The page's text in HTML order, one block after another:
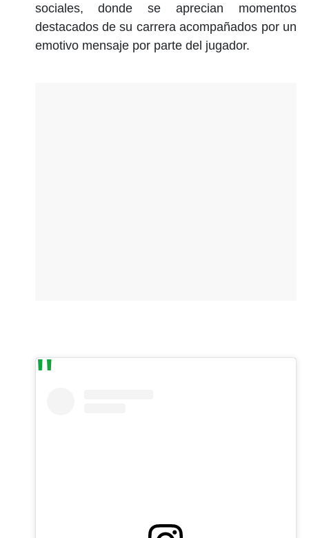
sociales, donde se aprecian momentos
destacados de su carrera acompañados por un
emotivo mensaje por parte del jugador.